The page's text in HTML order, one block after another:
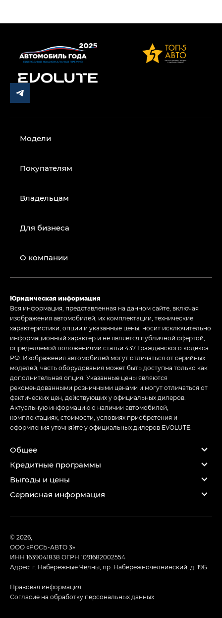
Модели
Покупателям
Владельцам
Для бизнеса
О компании
Юридическая информация
Вся информация, представленная на данном сайте, включая
изображения автомобилей, их комплектации, технические
характеристики, опции и указанные цены, носит исключительно
информационный характер и не является публичной офертой,
определяемой положениями статьи 437 Гражданского кодекса
РФ. Изображения автомобилей могут отличаться от серийных
моделей, часть оборудования может быть доступна только как
дополнительная опция. Указанные цены являются
рекомендованными розничными ценами и могут отличаться от
фактических цен, действующих у официальных дилеров.
Актуальную информацию о наличии автомобилей,
комплектациях, стоимости, условиях приобретения и
оформления уточняйте у официальных дилеров EVOLUTE.
Общее
Кредитные программы
Выгоды и цены
Сервисная информация
© 2026,
ООО «РОСЬ-АВТО 3»
ИНН 1639041838 ОГРН 1091682002554
Адрес: г. Набережные Челны, пр. Набережночелнинский, д. 19Б
Правовая информация
Согласие на обработку персональных данных